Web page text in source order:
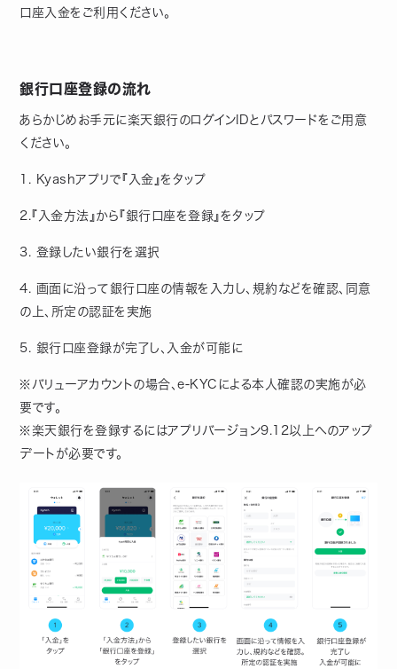
口座入金をご利用ください。
銀行口座登録の流れ
あらかじめお手元に楽天銀行のログインIDとパスワードをご用意
ください。
1. Kyashアプリで『入金』をタップ
2.『入金方法』から『銀行口座を登録』をタップ
3. 登録したい銀行を選択
4. 画面に沿って銀行口座の情報を入力し、規約などを確認、同意
の上、所定の認証を実施
5. 銀行口座登録が完了し、入金が可能に
※バリューアカウントの場合、e-KYCによる本人確認の実施が必
要です。
※楽天銀行を登録するにはアプリバージョン9.12以上へのアップ
デートが必要です。